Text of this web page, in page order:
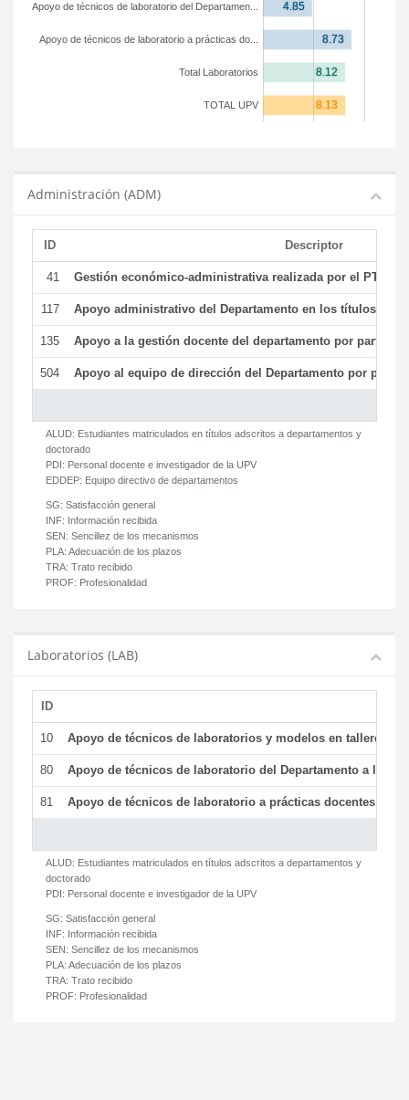
TOTAL UPV
Total Laboratorios
Apoyo de técnicos de laboratorio a prácticas do...
Apoyo de técnicos de laboratorio del Departamen...
Administración (ADM)
ID Descriptor
41 Gestión económico-administrativa realizada por el PTGAS
117 Apoyo administrativo del Departamento en los títulos de
135 Apoyo a la gestión docente del departamento por parte
504 Apoyo al equipo de dirección del Departamento por parte
ALUD: Estudiantes matriculados en títulos adscritos a departamentos y
doctorado
PDI: Personal docente e investigador de la UPV
EDDEP: Equipo directivo de departamentos
SG: Satisfacción general
INF: Información recibida
SEN: Sencillez de los mecanismos
PLA: Adecuación de los plazos
TRA: Trato recibido
PROF: Profesionalidad
Laboratorios (LAB)
ID
10 Apoyo de técnicos de laboratorios y modelos en talleres/
80 Apoyo de técnicos de laboratorio del Departamento a la
81 Apoyo de técnicos de laboratorio a prácticas docentes y
ALUD: Estudiantes matriculados en títulos adscritos a departamentos y
doctorado
PDI: Personal docente e investigador de la UPV
SG: Satisfacción general
INF: Información recibida
SEN: Sencillez de los mecanismos
PLA: Adecuación de los plazos
TRA: Trato recibido
PROF: Profesionalidad